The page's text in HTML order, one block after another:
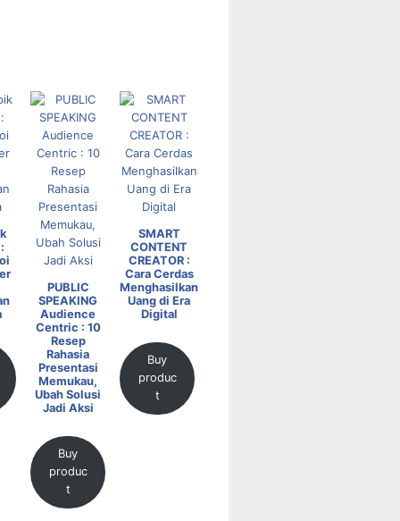
PUBLIC
SPEAKING
Audience
Centric : 10
Resep
Rahasia
Presentasi
Memukau,
Ubah Solusi
Jadi Aksi
Buy
produc
t
SMART
CONTENT
CREATOR :
Cara Cerdas
Menghasilkan
Uang di Era
Digital
Buy
produc
t